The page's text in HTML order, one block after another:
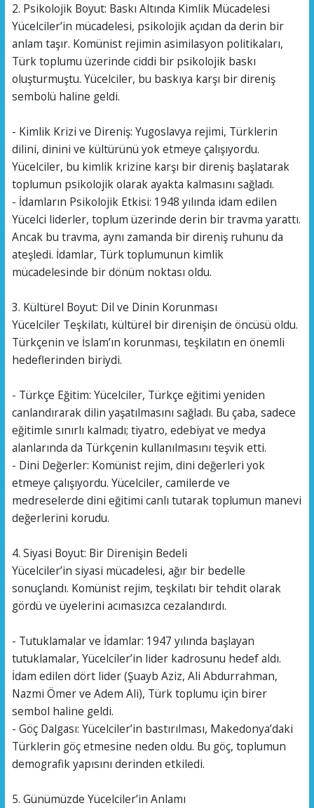
2. Psikolojik Boyut: Baskı Altında Kimlik Mücadelesi
Yücelciler’in mücadelesi, psikolojik açıdan da derin bir
anlam taşır. Komünist rejimin asimilasyon politikaları,
Türk toplumu üzerinde ciddi bir psikolojik baskı
oluşturmuştu. Yücelciler, bu baskıya karşı bir direniş
sembolü haline geldi.
- Kimlik Krizi ve Direniş: Yugoslavya rejimi, Türklerin
dilini, dinini ve kültürünü yok etmeye çalışıyordu.
Yücelciler, bu kimlik krizine karşı bir direniş başlatarak
toplumun psikolojik olarak ayakta kalmasını sağladı.
- İdamların Psikolojik Etkisi: 1948 yılında idam edilen
Yücelci liderler, toplum üzerinde derin bir travma yarattı.
Ancak bu travma, aynı zamanda bir direniş ruhunu da
ateşledi. İdamlar, Türk toplumunun kimlik
mücadelesinde bir dönüm noktası oldu.
3. Kültürel Boyut: Dil ve Dinin Korunması
Yücelciler Teşkilatı, kültürel bir direnişin de öncüsü oldu.
Türkçenin ve İslam’ın korunması, teşkilatın en önemli
hedeflerinden biriydi.
- Türkçe Eğitim: Yücelciler, Türkçe eğitimi yeniden
canlandırarak dilin yaşatılmasını sağladı. Bu çaba, sadece
eğitimle sınırlı kalmadı; tiyatro, edebiyat ve medya
alanlarında da Türkçenin kullanılmasını teşvik etti.
- Dini Değerler: Komünist rejim, dini değerleri yok
etmeye çalışıyordu. Yücelciler, camilerde ve
medreselerde dini eğitimi canlı tutarak toplumun manevi
değerlerini korudu.
4. Siyasi Boyut: Bir Direnişin Bedeli
Yücelciler’in siyasi mücadelesi, ağır bir bedelle
sonuçlandı. Komünist rejim, teşkilatı bir tehdit olarak
gördü ve üyelerini acımasızca cezalandırdı.
- Tutuklamalar ve İdamlar: 1947 yılında başlayan
tutuklamalar, Yücelciler’in lider kadrosunu hedef aldı.
İdam edilen dört lider (Şuayb Aziz, Ali Abdurrahman,
Nazmi Ömer ve Adem Ali), Türk toplumu için birer
sembol haline geldi.
- Göç Dalgası: Yücelciler’in bastırılması, Makedonya’daki
Türklerin göç etmesine neden oldu. Bu göç, toplumun
demografik yapısını derinden etkiledi.
5. Günümüzde Yücelciler’in Anlamı